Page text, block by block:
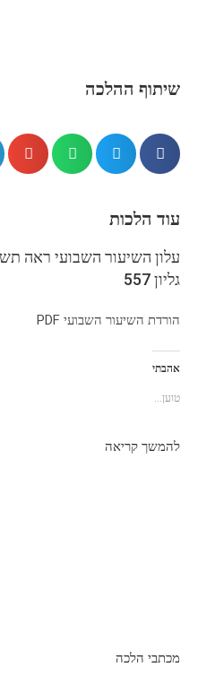
שיתוף ההלכה
עוד הלכות
עלון השיעור השבועי ראה
גליון 557
הורדת השיעור השבועי PDF
אהבתי
טוען...
להמשך קריאה
מכתבי הלכה